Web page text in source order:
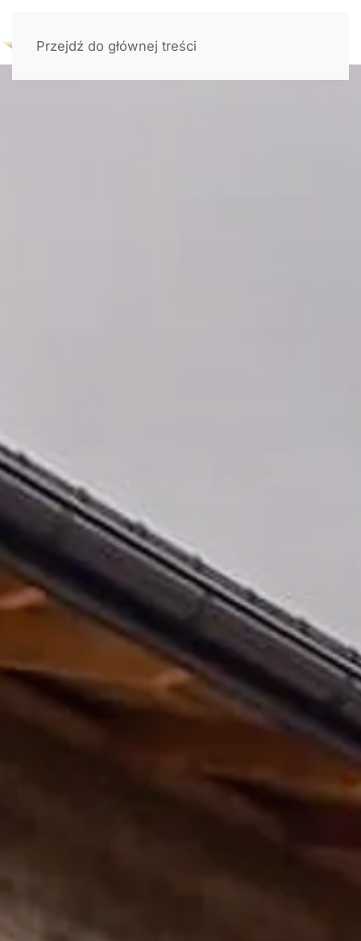
Przejdź do głównej treści